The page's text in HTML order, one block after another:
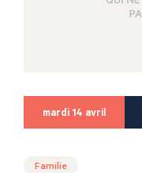
mardi 14 avril
Familie